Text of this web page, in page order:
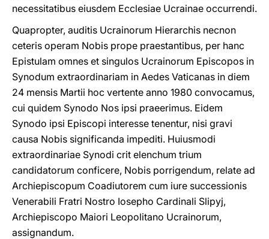
necessitatibus eiusdem Ecclesiae Ucrainae occurrendi.
Quapropter, auditis Ucrainorum Hierarchis necnon
ceteris operam Nobis prope praestantibus, per hanc
Epistulam οmnes et singulos Ucrainorum Episcopos in
Synodum extraordinariam in Aedes Vaticanas in diem
24 mensis Martii hoc vertente anno 1980 cοnvοcamus,
cui quidem Synodo Nos ipsi praeerimus. Eidem
Synodo ipsi Episcopi interesse tenentur, nisi gravi
causa Nobis significanda impediti. Huiusmodi
extraordinariae Synοdi crit elenchum trium
candidatorum conficere, Nοbis porrigendum, relate ad
Archiepiscοpum Coadiutorem cum iure successionis
Venerabili Fratri Nostro Iosepho Cardinali Slipyj,
Archiepiscopo Maiori Leopolitano Ucrainorum,
assignandum.